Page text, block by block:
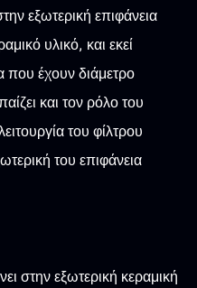
εξωτερική επιφάνεια
υλικό, και εκεί
που έχουν διάμετρο
και τον ρόλο του
του φίλτρου
του επιφάνεια
στην εξωτερική κεραμική